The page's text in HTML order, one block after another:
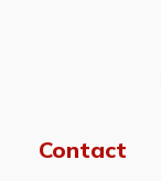
Contact